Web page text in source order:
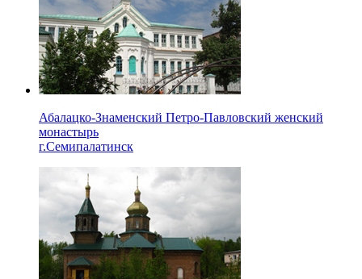
Абалацко-Знаменский Петро-Павловский женский
монастырь
г.Семипалатинск